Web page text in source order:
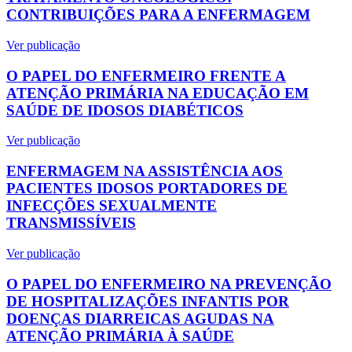
CONTRIBUIÇÕES PARA A ENFERMAGEM
Ver publicação
O PAPEL DO ENFERMEIRO FRENTE A
ATENÇÃO PRIMÁRIA NA EDUCAÇÃO EM
SAÚDE DE IDOSOS DIABÉTICOS
Ver publicação
ENFERMAGEM NA ASSISTÊNCIA AOS
PACIENTES IDOSOS PORTADORES DE
INFECÇÕES SEXUALMENTE
TRANSMISSÍVEIS
Ver publicação
O PAPEL DO ENFERMEIRO NA PREVENÇÃO
DE HOSPITALIZAÇÕES INFANTIS POR
DOENÇAS DIARREICAS AGUDAS NA
ATENÇÃO PRIMÁRIA À SAÚDE